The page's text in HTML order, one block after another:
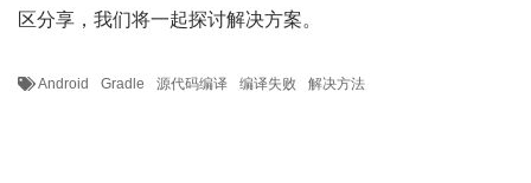
区分享，我们将一起探讨解决方案。
Android Gradle 源代码编译 编译失败 解决方法